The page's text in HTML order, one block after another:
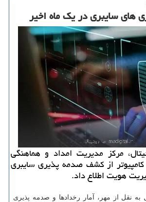
های سایبری در یک ماه اخیر
مرکز مدیریت امداد و هماهنگی
از کشف صدمه پذیری سایبری
هویت اطلاع داد.
به نقل از مهر، آمار رخدادها و صدمه پذیری